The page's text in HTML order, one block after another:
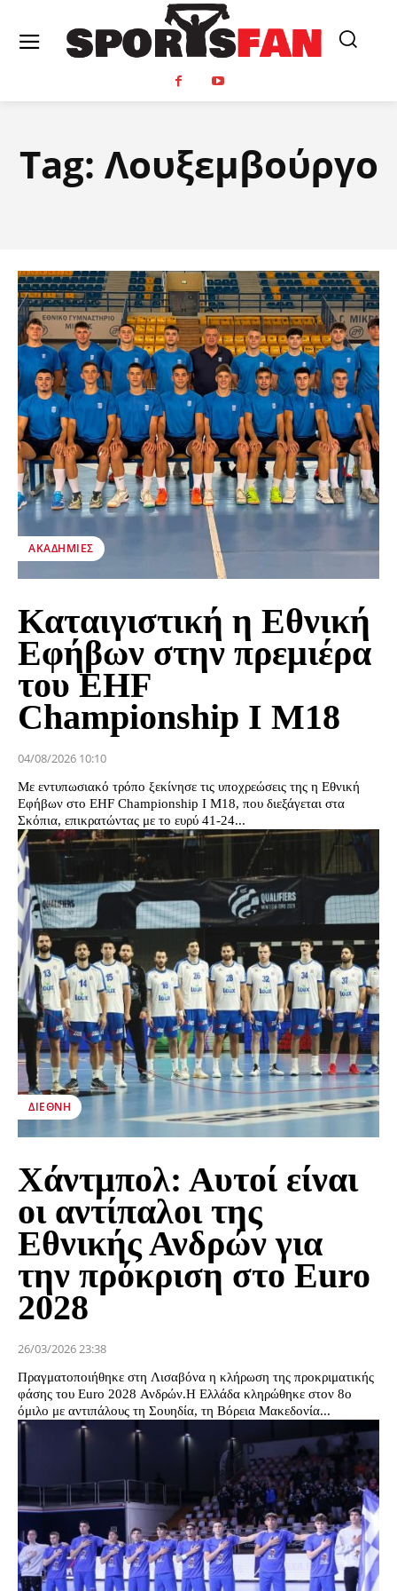
Tag: Λουξεμβούργο
ΑΚΑΔΗΜΊΕΣ
Καταιγιστική η Εθνική
Εφήβων στην πρεμιέρα
του EHF
Championship I M18
04/08/2026 10:10
Με εντυπωσιακό τρόπο ξεκίνησε τις υποχρεώσεις της η Εθνική
Εφήβων στο EHF Championship I M18, που διεξάγεται στα
Σκόπια, επικρατώντας με το ευρύ 41-24...
ΔΙΕΘΝΉ
Χάντμπολ: Αυτοί είναι
οι αντίπαλοι της
Εθνικής Ανδρών για
την πρόκριση στο Euro
2028
26/03/2026 23:38
Πραγματοποιήθηκε στη Λισαβόνα η κλήρωση της προκριματικής
φάσης του Euro 2028 Ανδρών.Η Ελλάδα κληρώθηκε στον 8ο
όμιλο με αντιπάλους τη Σουηδία, τη Βόρεια Μακεδονία...